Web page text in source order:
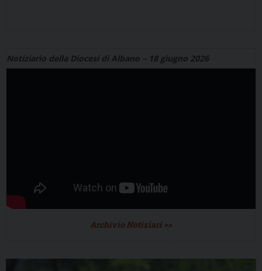
Notiziario della Diocesi di Albano – 18 giugno 2026
Archivio Notiziari >>